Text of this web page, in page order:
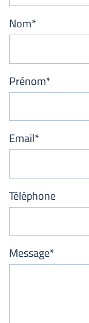
Nom*
Prénom*
Email*
Téléphone
Message*